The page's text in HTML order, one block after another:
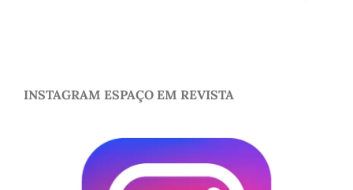
INSTAGRAM ESPAÇO EM REVISTA